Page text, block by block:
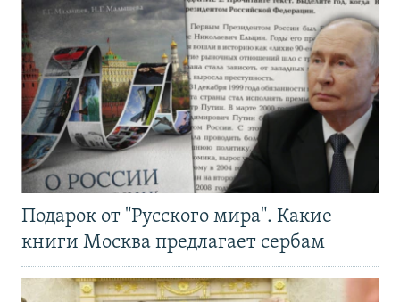
Подарок от "Русского мира". Какие
книги Москва предлагает сербам